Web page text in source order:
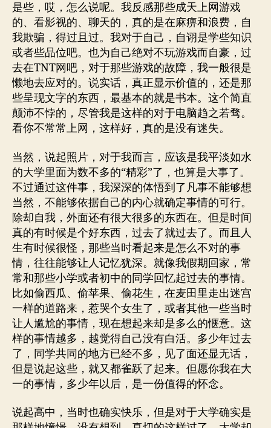
是些，哎，怎么说呢。我反感那些成天上网游戏
的、看影视的、聊天的，真的是在麻痹和浪费，自
我欺骗，得过且过。我对于自己，自诩是学些知识
或者些品位吧。也为自己绝对不玩游戏而自豪，过
去在TNT网吧，对于那些游戏的故障，我一般很是
懒地去应对的。说实话，真正显示价值的，还是那
些呈现文字的东西，最基本的就是书本。这个简直
颠沛不悖的，尽管我是这样的对于电脑趋之若骛。
看你不常常上网，这样好，真的是没有迷失。
当然，说起照片，对于我而言，应该是我平淡如水
的大学里面为数不多的“精彩”了，也算是大事了。
不过通过这件事，我深深的体悟到了凡事不能够想
当然，不能够依据自己的内心就确定事情的可行。
除却自我，外面还有很大很多的东西在。但是时间
真的有时候是个好东西，过去了就过去了。而且人
生有时候很怪，那些当时看起来是怎么不对的事
情，往往能够让人记忆犹深。就像我假期回家，常
常和那些小学或者初中的同学回忆起过去的事情。
比如偷西瓜、偷苹果、偷花生，在麦田里走出迷宫
一样的道路来，惹哭个女生了，或者其他一些当时
让人尴尬的事情，现在想起来却是多么的惬意。这
样的事情越多，越觉得自己没有白活。多少年过去
了，同学共同的地方已经不多，见了面还显无话，
但是说起这些，就又都雀跃了起来。但愿你我在大
一的事情，多少年以后，是一份值得的怀念。
说起高中，当时也确实快乐，但是对于大学确实是